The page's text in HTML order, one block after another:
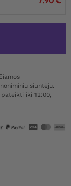
siuntėju.
pateikti iki 12:00,